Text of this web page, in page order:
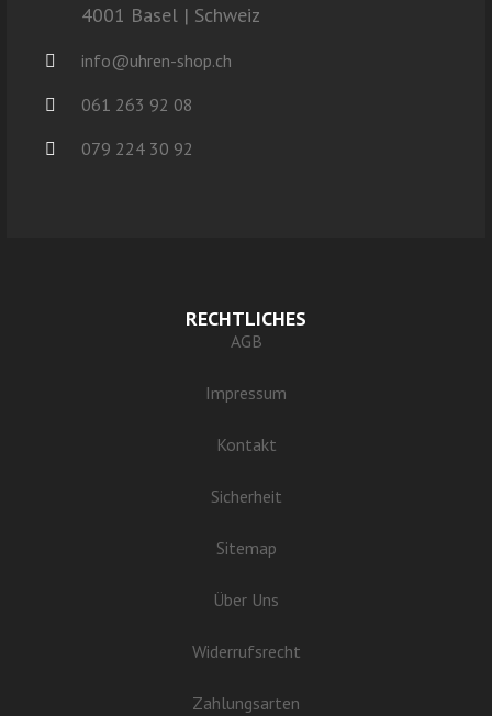
4001 Basel | Schweiz
info@uhren-shop.ch
061 263 92 08
079 224 30 92
RECHTLICHES
AGB
Impressum
Kontakt
Sicherheit
Sitemap
Über Uns
Widerrufsrecht
Zahlungsarten